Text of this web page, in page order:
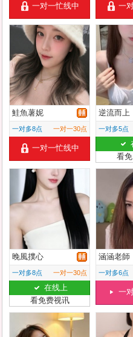
一对一忙线中 一
鮭魚薯妮
一对多8点 一对一30点
一对一忙线中
逆流而上
一对多5点
看
晚風撲心
一对多8点 一对一30点
在线上
看免费视讯
涵涵老師
一对多6点
一